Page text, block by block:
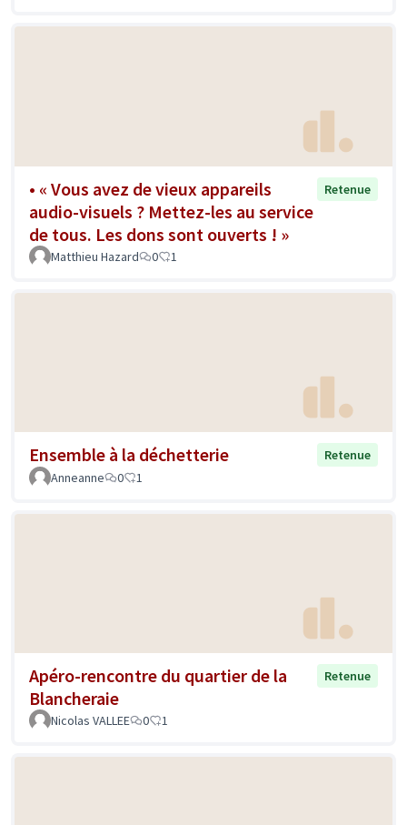
• « Vous avez de vieux appareils
audio-visuels ? Mettez-les au service
de tous. Les dons sont ouverts ! »
Retenue
Matthieu Hazard 0 1
Ensemble à la déchetterie
Retenue
Anneanne
0 1
Apéro-rencontre du quartier de la
Blancheraie
Retenue
Nicolas VALLEE 0 1